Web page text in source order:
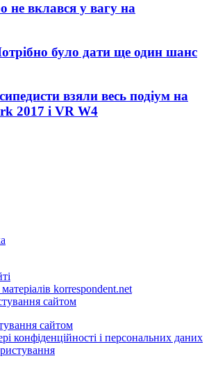
не вклався у вагу на
було дати ще один шанс
взяли весь подіум на
2017 і VR W4
korrespondent.net
сайтом
сайтом
конфіденційності і персональних даних